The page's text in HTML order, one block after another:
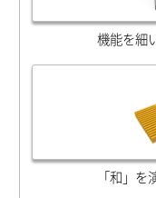
機能を細
「和」